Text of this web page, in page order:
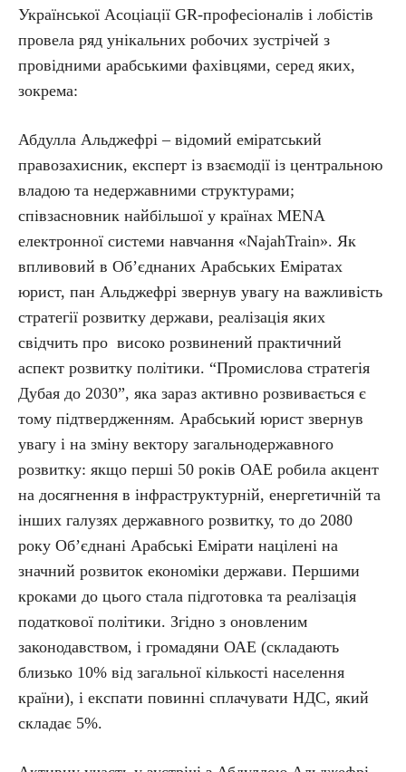
Української Асоціації GR-професіоналів і лобістів
провела ряд унікальних робочих зустрічей з
провідними арабськими фахівцями, серед яких,
зокрема:
Абдулла Альджефрі – відомий еміратський
правозахисник, експерт із взаємодії із центральною
владою та недержавними структурами;
співзасновник найбільшої у країнах MENA
електронної системи навчання «NajahTrain». Як
впливовий в Об’єднаних Арабських Еміратах
юрист, пан Альджефрі звернув увагу на важливість
стратегії розвитку держави, реалізація яких
свідчить про високо розвинений практичний
аспект розвитку політики. “Промислова стратегія
Дубая до 2030”, яка зараз активно розвивається є
тому підтвердженням. Арабський юрист звернув
увагу і на зміну вектору загальнодержавного
розвитку: якщо перші 50 років ОАЕ робила акцент
на досягнення в інфраструктурній, енергетичній та
інших галузях державного розвитку, то до 2080
року Об’єднані Арабські Емірати націлені на
значний розвиток економіки держави. Першими
кроками до цього стала підготовка та реалізація
податкової політики. Згідно з оновленим
законодавством, і громадяни ОАЕ (складають
близько 10% від загальної кількості населення
країни), і експати повинні сплачувати НДС, який
складає 5%.